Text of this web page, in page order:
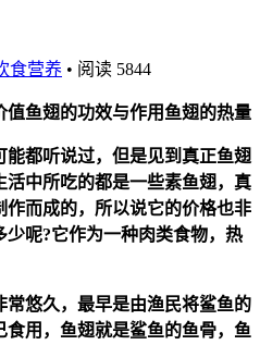
食营养 • 阅读 5844
值鱼翅的功效与作用鱼翅的热量
都听说过，但是见到真正鱼翅
中所吃的都是一些素鱼翅，真
而成的，所以说它的价格也非
呢?它作为一种肉类食物，热
悠久，最早是由渔民将鲨鱼的
用，鱼翅就是鲨鱼的鱼骨，鱼